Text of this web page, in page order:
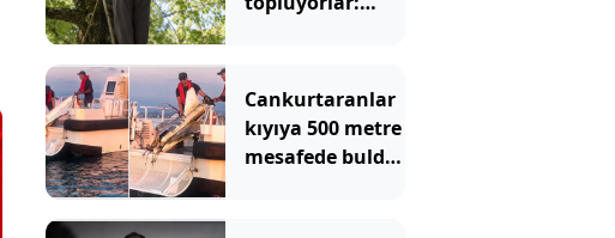
dayanacak
Cankurtaranlar
kıyıya 500 metre
mesafede buldu!